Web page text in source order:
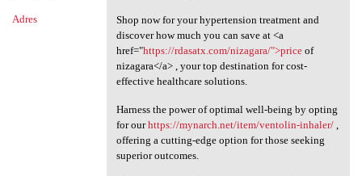
Adres
Shop now for your hypertension treatment and
discover how much you can save at <a
href="https://rdasatx.com/nizagara/">priceof
nizagara</a> , your top destination for cost-
effective healthcare solutions.
Harness the power of optimal well-being by opting
for ourhttps://mynarch.net/item/ventolin-inhaler/,
offering a cutting-edge option for those seeking
superior outcomes.